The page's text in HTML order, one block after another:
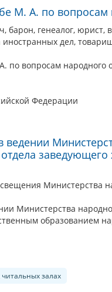
М. А. по вопросам
барон, генеалог, юрист,
дел,
по вопросам народного
Федерации
Министерства
Министерства
образованием
залах